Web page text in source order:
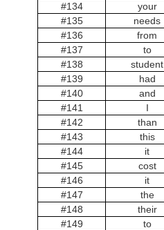
#134
your
#135
needs
#136
from
#137
to
#138
student
#139
had
#140
and
#141
I
#142
than
#143
this
#144
it
#145
cost
#146
it
#147
the
#148
their
#149
to